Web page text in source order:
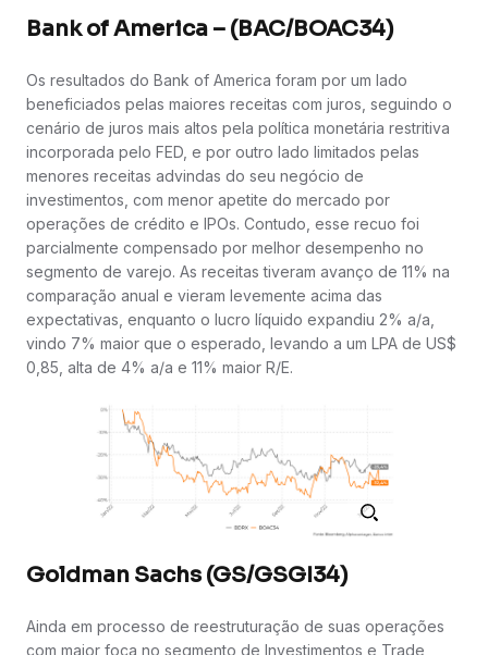
Bank of America – (BAC/BOAC34)
Os resultados do Bank of America foram por um lado
beneficiados pelas maiores receitas com juros, seguindo o
cenário de juros mais altos pela política monetária restritiva
incorporada pelo FED, e por outro lado limitados pelas
menores receitas advindas do seu negócio de
investimentos, com menor apetite do mercado por
operações de crédito e IPOs. Contudo, esse recuo foi
parcialmente compensado por melhor desempenho no
segmento de varejo. As receitas tiveram avanço de 11% na
comparação anual e vieram levemente acima das
expectativas, enquanto o lucro líquido expandiu 2% a/a,
vindo 7% maior que o esperado, levando a um LPA de US$
0,85, alta de 4% a/a e 11% maior R/E.
Goldman Sachs (GS/GSGI34)
Ainda em processo de reestruturação de suas operações
com maior foca no segmento de Investimentos e Trade,